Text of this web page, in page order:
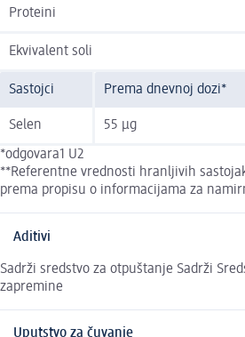
Proteini
Ekvivalent soli
Sastojci Prema dnevnoj dozi*
Selen 55 µg
*odgovara1 U2
**Referentne vrednosti hranljivih
prema propisu o informacijama za
Aditivi
Sadrži sredstvo za otpuštanje Sadrži
zapremine
Uputstvo za čuvanje